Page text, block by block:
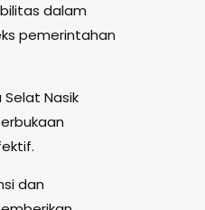
dalam
pemerintahan
Nasik
dan